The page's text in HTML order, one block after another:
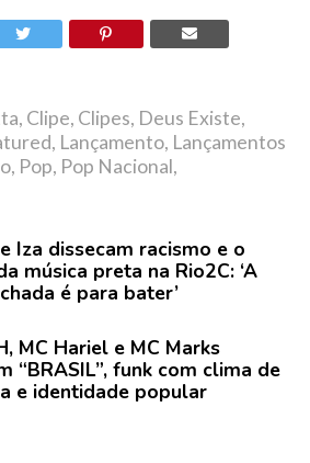
, Clipe, Clipes, Deus Existe,
, Lançamento, Lançamentos
, Pop, Pop Nacional,
Iza dissecam racismo e o
música preta na Rio2C: ‘A
é para bater’
MC Hariel e MC Marks
“BRASIL”, funk com clima de
e identidade popular